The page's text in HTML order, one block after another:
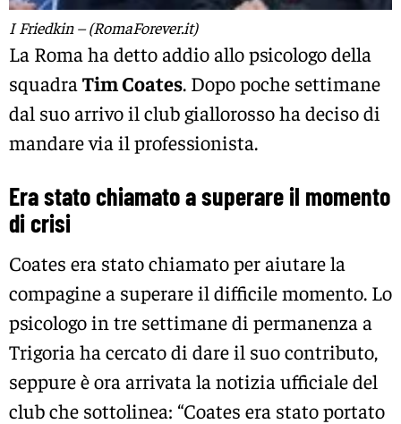
I Friedkin – (RomaForever.it)
La Roma ha detto addio allo psicologo della
squadra Tim Coates. Dopo poche settimane
dal suo arrivo il club giallorosso ha deciso di
mandare via il professionista.
Era stato chiamato a superare il momento
di crisi
Coates era stato chiamato per aiutare la
compagine a superare il difficile momento. Lo
psicologo in tre settimane di permanenza a
Trigoria ha cercato di dare il suo contributo,
seppure è ora arrivata la notizia ufficiale del
club che sottolinea: “Coates era stato portato